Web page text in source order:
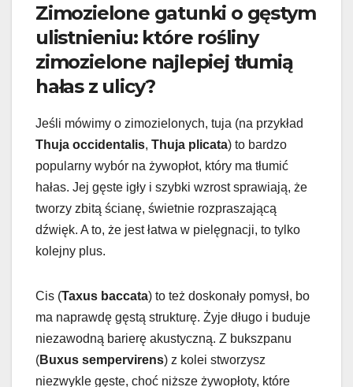
Zimozielone gatunki o gęstym
ulistnieniu: które rośliny
zimozielone najlepiej tłumią
hałas z ulicy?
Jeśli mówimy o zimozielonych, tuja (na przykład
Thuja occidentalis, Thuja plicata) to bardzo
popularny wybór na żywopłot, który ma tłumić
hałas. Jej gęste igły i szybki wzrost sprawiają, że
tworzy zbitą ścianę, świetnie rozpraszającą
dźwięk. A to, że jest łatwa w pielęgnacji, to tylko
kolejny plus.
Cis (Taxus baccata) to też doskonały pomysł, bo
ma naprawdę gęstą strukturę. Żyje długo i buduje
niezawodną barierę akustyczną. Z bukszpanu
(Buxus sempervirens) z kolei stworzysz
niezwykle gęste, choć niższe żywopłoty, które